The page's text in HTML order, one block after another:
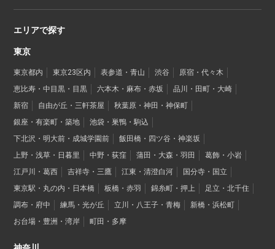
エリアで探す
東京
東京都内 東京23区内 表参道・青山 渋谷
原宿・代々木
恵比寿・中目黒・目黒
六本木・麻布・赤坂
品川・田町・大崎
新宿
自由が丘・三軒茶屋
秋葉原・神田・神保町
銀座・有楽町・築地
池袋・巣鴨・駒込
下北沢・明大前・成城学園前
飯田橋・四ツ谷・神楽坂
上野・浅草・日暮里
中野・荻窪 蒲田・大森・羽田
葛飾・小岩
江戸川・葛西
吉祥寺・三鷹 江東・清澄白河
国分寺・国立
東京駅・丸の内・日本橋
板橋・赤羽 錦糸町・押上
足立・北千住
調布・府中
練馬・光が丘 立川・八王子・青梅
新橋・浜松町
お台場・豊洲・湾岸
町田・多摩